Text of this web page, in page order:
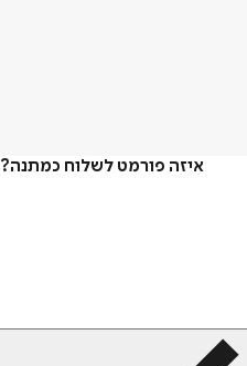
איזה פורמט לשלוח כמתנה?